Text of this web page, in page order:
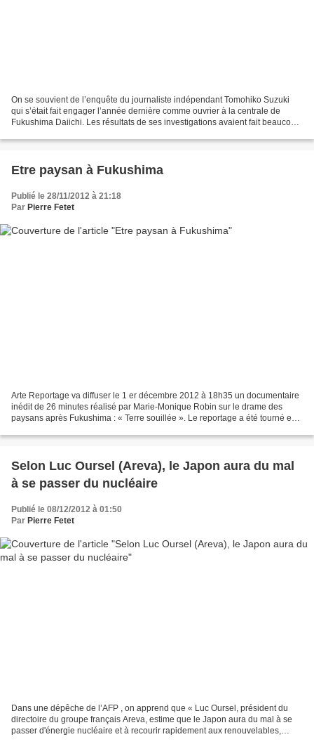
On se souvient de l’enquête du journaliste indépendant Tomohiko Suzuki
qui s’était fait engager l’année dernière comme ouvrier à la centrale de
Fukushima Daiichi. Les résultats de ses investigations avaient fait beaucoup
Etre paysan à Fukushima
Publié le 28/11/2012 à 21:18
Par Pierre Fetet
Arte Reportage va diffuser le 1 er décembre 2012 à 18h35 un documentaire
inédit de 26 minutes réalisé par Marie-Monique Robin sur le drame des
paysans après Fukushima : « Terre souillée ». Le reportage a été tourné en
Selon Luc Oursel (Areva), le Japon aura du mal
à se passer du nucléaire
Publié le 08/12/2012 à 01:50
Par Pierre Fetet
Dans une dépêche de l’AFP , on apprend que « Luc Oursel, président du
directoire du groupe français Areva, estime que le Japon aura du mal à se
passer d'énergie nucléaire et à recourir rapidement aux renouvelables,